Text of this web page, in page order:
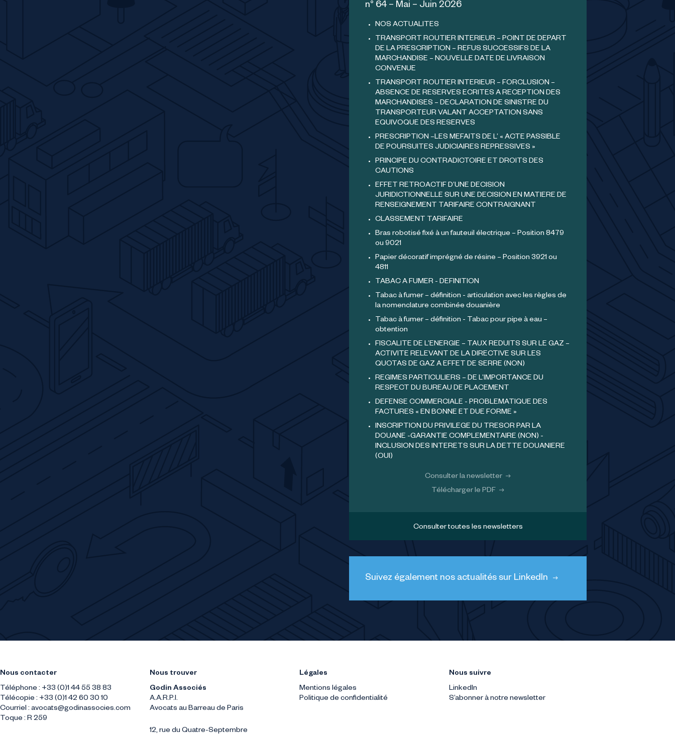
n° 64 – Mai – Juin 2026
NOS ACTUALITES
TRANSPORT ROUTIER INTERIEUR – POINT DE DEPART
DE LA PRESCRIPTION – REFUS SUCCESSIFS DE LA
MARCHANDISE – NOUVELLE DATE DE LIVRAISON
CONVENUE
TRANSPORT ROUTIER INTERIEUR – FORCLUSION –
ABSENCE DE RESERVES ECRITES A RECEPTION DES
MARCHANDISES – DECLARATION DE SINISTRE DU
TRANSPORTEUR VALANT ACCEPTATION SANS
EQUIVOQUE DES RESERVES
PRESCRIPTION –LES MEFAITS DE L’ « ACTE PASSIBLE
DE POURSUITES JUDICIAIRES REPRESSIVES »
PRINCIPE DU CONTRADICTOIRE ET DROITS DES
CAUTIONS
EFFET RETROACTIF D’UNE DECISION
JURIDICTIONNELLE SUR UNE DECISION EN MATIERE DE
RENSEIGNEMENT TARIFAIRE CONTRAIGNANT
CLASSEMENT TARIFAIRE
Bras robotisé fixé à un fauteuil électrique – Position 8479
ou 9021
Papier décoratif imprégné de résine – Position 3921 ou
4811
TABAC A FUMER - DEFINITION
Tabac à fumer – définition - articulation avec les règles de
la nomenclature combinée douanière
Tabac à fumer – définition - Tabac pour pipe à eau –
obtention
FISCALITE DE L’ENERGIE – TAUX REDUITS SUR LE GAZ –
ACTIVITE RELEVANT DE LA DIRECTIVE SUR LES
QUOTAS DE GAZ A EFFET DE SERRE (NON)
REGIMES PARTICULIERS – DE L’IMPORTANCE DU
RESPECT DU BUREAU DE PLACEMENT
DEFENSE COMMERCIALE - PROBLEMATIQUE DES
FACTURES « EN BONNE ET DUE FORME »
INSCRIPTION DU PRIVILEGE DU TRESOR PAR LA
DOUANE -GARANTIE COMPLEMENTAIRE (NON) -
INCLUSION DES INTERETS SUR LA DETTE DOUANIERE
(OUI)
Consulter la newsletter
Télécharger le PDF
Consulter toutes les newsletters
Suivez également nos actualités sur LinkedIn
Nous contacter
Téléphone : +33 (0)1 44 55 38 83
Télécopie : +33 (0)1 42 60 30 10
Courriel : avocats@godinassocies.com
Toque : R 259
Nous trouver
Godin Associés
A.A.R.P.I.
Avocats au Barreau de Paris
12, rue du Quatre-Septembre
Légales
Mentions légales
Politique de confidentialité
Nous suivre
LinkedIn
S’abonner à notre newsletter